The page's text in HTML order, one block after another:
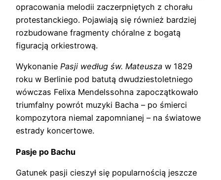
opracowania melodii zaczerpniętych z chorału
protestanckiego. Pojawiają się również bardziej
rozbudowane fragmenty chóralne z bogatą
figuracją orkiestrową.
Wykonanie Pasji według św. Mateusza w 1829
roku w Berlinie pod batutą dwudziestoletniego
wówczas Felixa Mendelssohna zapoczątkowało
triumfalny powrót muzyki Bacha – po śmierci
kompozytora niemal zapomnianej – na światowe
estrady koncertowe.
Pasje po Bachu
Gatunek pasji cieszył się popularnością jeszcze